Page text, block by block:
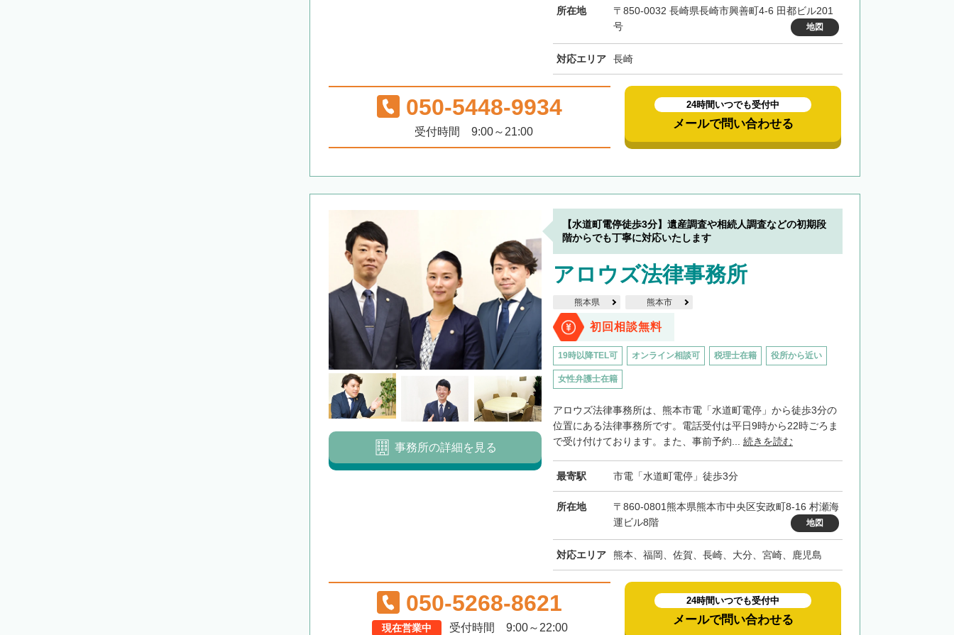
所在地
〒850-0032 長崎県長崎市興善町4-6 田都ビル201
号
地図
対応エリア 長崎
050-5448-9934
受付時間 9:00～21:00
24時間いつでも受付中
メールで問い合わせる
【水道町電停徒歩3分】遺産調査や相続人調査などの初期段
階からでも丁寧に対応いたします
アロウズ法律事務所
熊本県 熊本市
初回相談無料
19時以降TEL可 オンライン相談可 税理士在籍 役所から近い
女性弁護士在籍
アロウズ法律事務所は、熊本市電「水道町電停」から徒歩3分の
位置にある法律事務所です。電話受付は平日9時から22時ごろま
で受け付けております。また、事前予約... 続きを読む
最寄駅 市電「水道町電停」徒歩3分
所在地
〒860-0801熊本県熊本市中央区安政町8-16 村瀬海
運ビル8階
地図
対応エリア 熊本、福岡、佐賀、長崎、大分、宮崎、鹿児島
事務所の詳細を見る
050-5268-8621
現在営業中 受付時間 9:00～22:00
24時間いつでも受付中
メールで問い合わせる